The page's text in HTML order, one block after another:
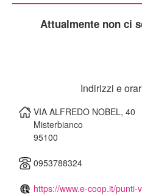
Attualmente non ci
Indirizzi e
VIA ALFREDO NOBEL, 40
Misterbianco
95100
0953788324
https://www.e-coop.it/punti-